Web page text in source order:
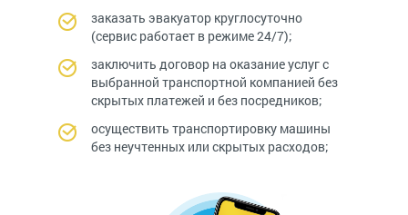
заказать эвакуатор круглосуточно
(сервис работает в режиме 24/7);
заключить договор на оказание услуг с
выбранной транспортной компанией без
скрытых платежей и без посредников;
осуществить транспортировку машины
без неучтенных или скрытых расходов;